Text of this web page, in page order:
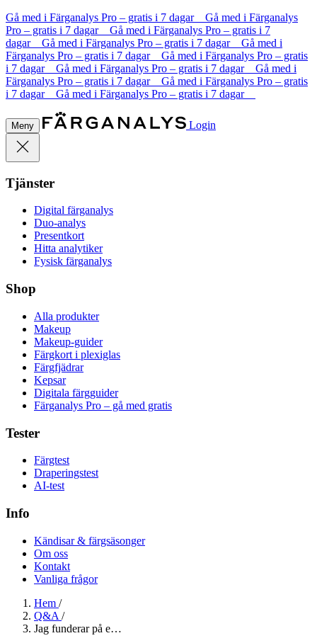
Gå med i Färganalys Pro – gratis i 7 dagar Gå med i Färganalys
Pro – gratis i 7 dagar Gå med i Färganalys Pro – gratis i 7
dagar Gå med i Färganalys Pro – gratis i 7 dagar Gå med i
Färganalys Pro – gratis i 7 dagar Gå med i Färganalys Pro – gratis
i 7 dagar Gå med i Färganalys Pro – gratis i 7 dagar Gå med i
Färganalys Pro – gratis i 7 dagar Gå med i Färganalys Pro – gratis
i 7 dagar Gå med i Färganalys Pro – gratis i 7 dagar
Meny Login
Tjänster
Digital färganalys
Duo-analys
Presentkort
Hitta analytiker
Fysisk färganalys
Shop
Alla produkter
Makeup
Makeup-guider
Färgkort i plexiglas
Färgfjädrar
Kepsar
Digitala färgguider
Färganalys Pro – gå med gratis
Tester
Färgtest
Draperingstest
AI-test
Info
Kändisar & färgsäsonger
Om oss
Kontakt
Vanliga frågor
Hem /
Q&A /
Jag funderar på e…